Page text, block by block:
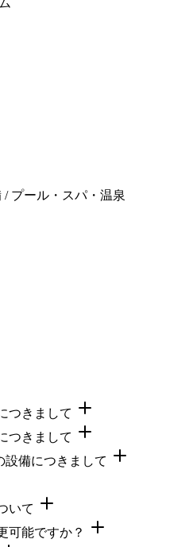
プール・スパ・温泉
つきまして
つきまして
設備につきまして
いて
可能ですか？